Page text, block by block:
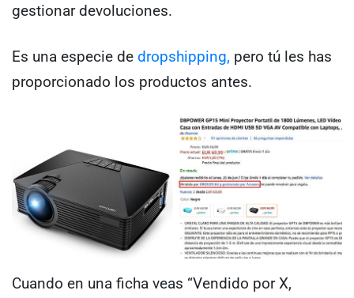
gestionar devoluciones.
Es una especie de dropshipping, pero tú les has
proporcionado los productos antes.
Cuando en una ficha veas “Vendido por X,